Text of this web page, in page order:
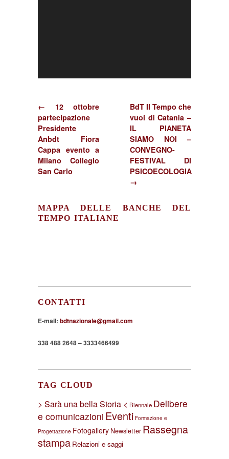
← 12 ottobre
partecipazione
Presidente
Anbdt Fiora
Cappa evento a
Milano Collegio
San Carlo
BdT Il Tempo che
vuoi di Catania –
IL PIANETA
SIAMO NOI –
CONVEGNO-
FESTIVAL DI
PSICOECOLOGIA
→
MAPPA DELLE BANCHE DEL
TEMPO ITALIANE
CONTATTI
E-mail: bdtnazionale@gmail.com
338 488 2648 – 3333466499
TAG CLOUD
> Sarà una bella Storia < Biennale Delibere
e comunicazioni Eventi Formazione e
Progettazione Fotogallery Newsletter Rassegna
stampa Relazioni e saggi